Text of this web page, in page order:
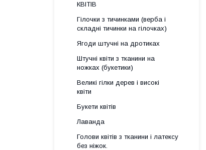
КВІТІВ
Гілочки з тичинками (верба і
складні тичинки на гілочках)
Ягоди штучні на дротиках
Штучні квіти з тканини на
ножках (букетики)
Великі гілки дерев і високі
квіти
Букети квітів
Лаванда
Голови квітів з тканини і латексу
без ніжок.